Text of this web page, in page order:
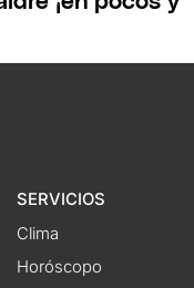
SERVICIOS
Clima
Horóscopo